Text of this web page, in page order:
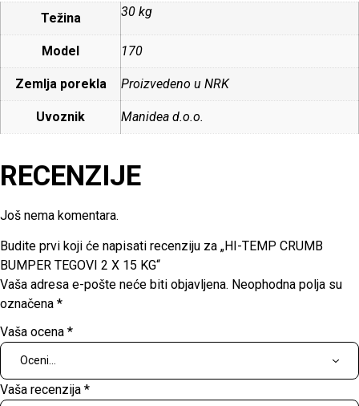
Težina 30 kg
Model 170
Zemlja porekla Proizvedeno u NRK
Uvoznik Manidea d.o.o.
RECENZIJE
Još nema komentara.
Budite prvi koji će napisati recenziju za „HI-TEMP CRUMB
BUMPER TEGOVI 2 X 15 KG“
Vaša adresa e-pošte neće biti objavljena. Neophodna polja su
označena *
Vaša ocena *
Vaša recenzija *